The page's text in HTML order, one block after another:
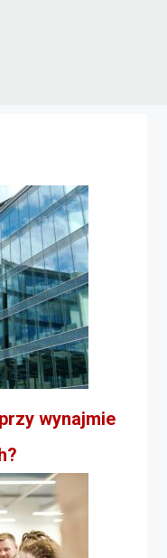
wynajmie